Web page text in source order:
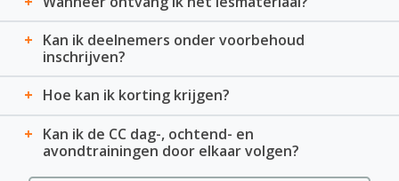
Kan ik deelnemers onder voorbehoud
inschrijven?
Hoe kan ik korting krijgen?
Kan ik de CC dag-, ochtend- en
avondtrainingen door elkaar volgen?